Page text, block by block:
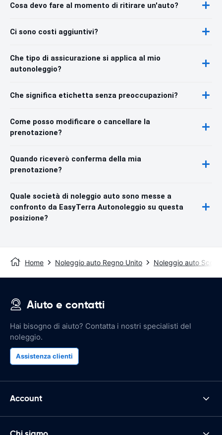
Cosa devo fare al momento di ritirare un'auto?
Ci sono costi aggiuntivi?
Che tipo di assicurazione si applica al mio
autonoleggio?
Che significa etichetta senza preoccupazioni?
Come posso modificare o cancellare la
prenotazione?
Quando riceverò conferma della mia
prenotazione?
Quale società di noleggio auto sono messe a
confronto da EasyTerra Autonoleggio su questa
posizione?
Home Noleggio auto Regno Unito Noleggio auto
Aiuto e contatti
Hai bisogno di aiuto? Contatta i nostri specialisti del
noleggio.
Assistenza clienti
Account